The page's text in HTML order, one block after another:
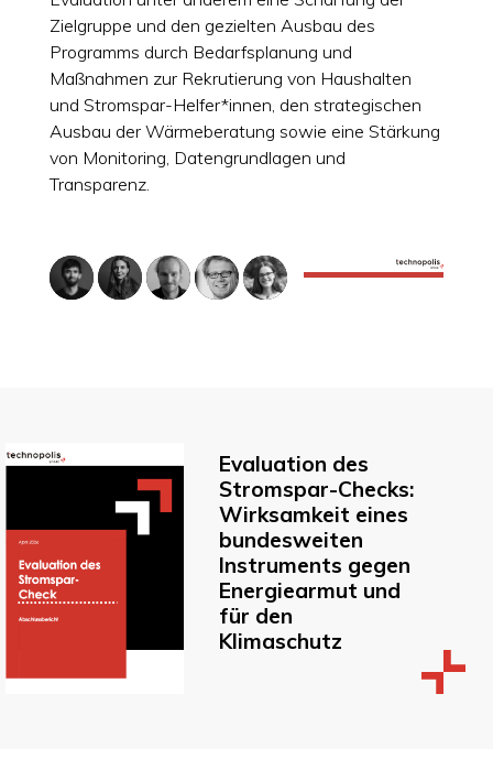
Zielgruppe und den gezielten Ausbau des
Programms durch Bedarfsplanung und
Maßnahmen zur Rekrutierung von Haushalten
und Stromspar-Helfer*innen, den strategischen
Ausbau der Wärmeberatung sowie eine Stärkung
von Monitoring, Datengrundlagen und
Transparenz.
Evaluation des
Stromspar-Checks:
Wirksamkeit eines
bundesweiten
Instruments gegen
Energiearmut und
für den
Klimaschutz